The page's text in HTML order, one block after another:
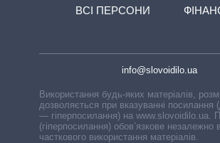
ВСІ ПЕРСОНИ
info@slovoidilo.ua
Використання будь-яких матеріалів,
дозволяється при вказуванні посилання
— гіперпосилання) на www.slovoidilo.ua.
(гіперпосилання) обов’язкове незалежно
часткового використання матеріалів.